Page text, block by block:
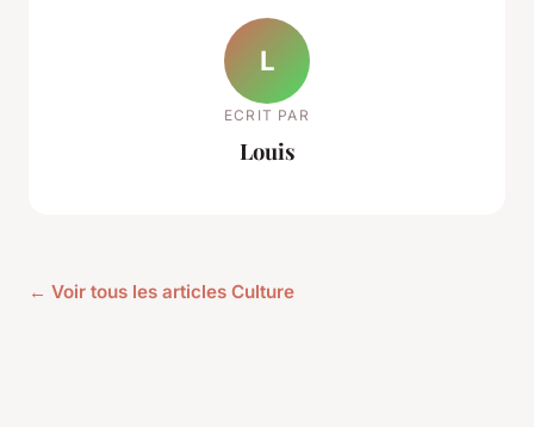
L
ECRIT PAR
Louis
← Voir tous les articles Culture